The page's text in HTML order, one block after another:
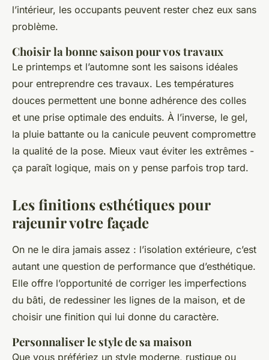
l’intérieur, les occupants peuvent rester chez eux sans
problème.
Choisir la bonne saison pour vos travaux
Le printemps et l’automne sont les saisons idéales
pour entreprendre ces travaux. Les températures
douces permettent une bonne adhérence des colles
et une prise optimale des enduits. À l’inverse, le gel,
la pluie battante ou la canicule peuvent compromettre
la qualité de la pose. Mieux vaut éviter les extrêmes -
ça paraît logique, mais on y pense parfois trop tard.
Les finitions esthétiques pour
rajeunir votre façade
On ne le dira jamais assez : l’isolation extérieure, c’est
autant une question de performance que d’esthétique.
Elle offre l’opportunité de corriger les imperfections
du bâti, de redessiner les lignes de la maison, et de
choisir une finition qui lui donne du caractère.
Personnaliser le style de sa maison
Que vous préfériez un style moderne, rustique ou